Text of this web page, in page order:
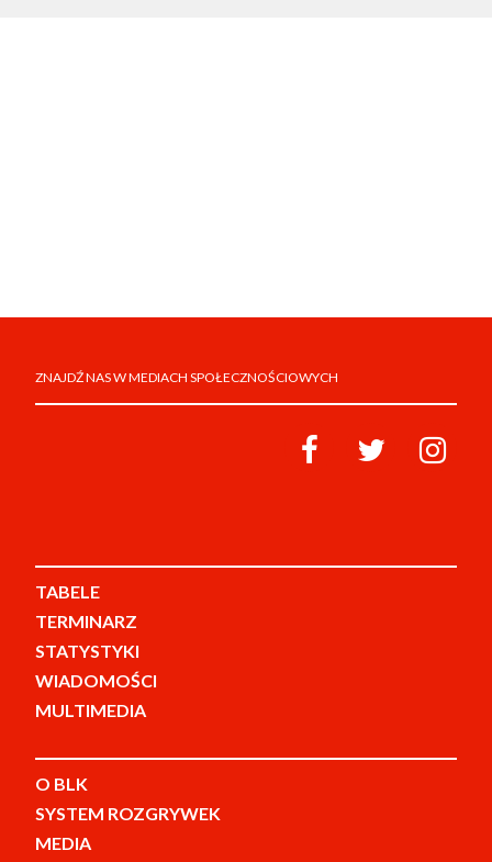
ZNAJDŹ NAS W MEDIACH SPOŁECZNOŚCIOWYCH
TABELE
TERMINARZ
STATYSTYKI
WIADOMOŚCI
MULTIMEDIA
O BLK
SYSTEM ROZGRYWEK
MEDIA